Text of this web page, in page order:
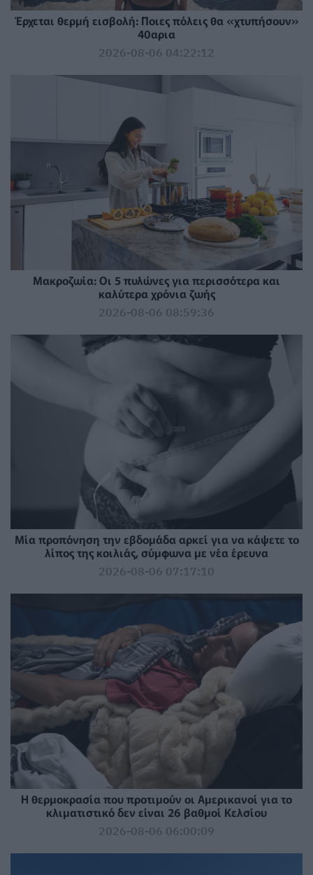
Έρχεται θερμή εισβολή: Ποιες πόλεις θα «χτυπήσουν»
40αρια
2026-08-06 04:22:12
Mακροζωία: Οι 5 πυλώνες για περισσότερα και
καλύτερα χρόνια ζωής
2026-08-06 08:59:36
Μία προπόνηση την εβδομάδα αρκεί για να κάψετε το
λίπος της κοιλιάς, σύμφωνα με νέα έρευνα
2026-08-06 07:17:10
Η θερμοκρασία που προτιμούν οι Αμερικανοί για το
κλιματιστικό δεν είναι 26 βαθμοί Κελσίου
2026-08-06 06:00:09